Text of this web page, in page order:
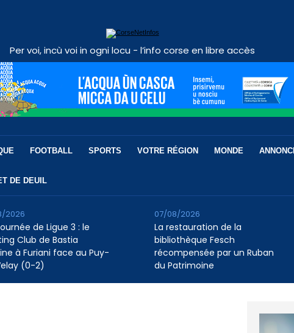
Per voi, incù voi in ogni locu - l’info corse en libre accès
FOOTBALL SPORTS VOTRE RÉGION MONDE
DE DEUIL
de Ligue 3 : le
Club de Bastia
à Furiani face au Puy-
(0-2)
2026
La restauration de la
bibliothèque Fesch
récompensée par un Ruban
du Patrimoine
07/08/2026